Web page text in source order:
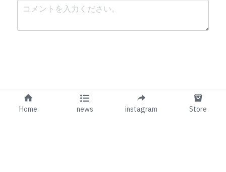
送信 キャンセル
Home news instagram Store